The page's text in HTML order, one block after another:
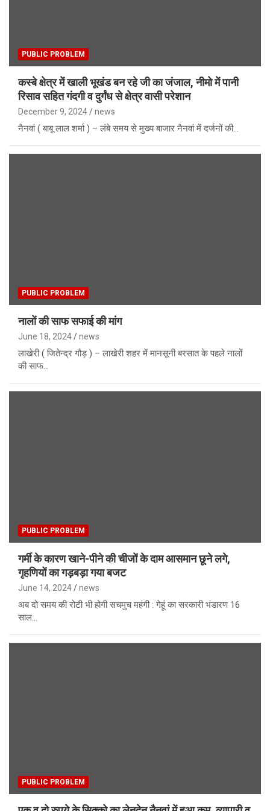
PUBLIC PROBLEM
कस्बे क्षेत्र में खाली भूखंड बन रहे जी का जंजाल, नीमो में पानी
रिसाव सहित गंदगी व दुर्गंध से क्षेत्र वासी परेशान
December 9, 2024 news
नैनवां ( बाबू लाल शर्मा ) – लंबे समय से मुख्य बाजार नैनवां में दर्जनों की…
PUBLIC PROBLEM
नालों की साफ सफाई की मांग
June 18, 2024 news
लाखेरी ( जितेन्द्र गौड़ ) – लाखेरी शहर में मानसूनी बरसात के पहले नालों
की साफ…
PUBLIC PROBLEM
गर्मी के कारण खाने-पीने की चीजों के दाम आसमान छूने लगे,
गृहणियों का गड़बड़ा गया बजट
June 14, 2024 news
अब दो समय की रोटी भी होगी सचमुच महंगी : गेहूं का सरकारी भंडारण 16
साल…
PUBLIC PROBLEM